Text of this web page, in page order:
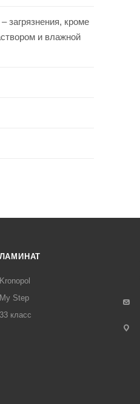
загрязнения, кроме
и влажной
ЛАМИНАТ
Kronopol
My Step
33 класс